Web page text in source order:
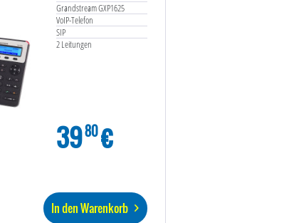
Grandstream GXP1625
VoIP-Telefon
SIP
2 Leitungen
3980€
In den Warenkorb